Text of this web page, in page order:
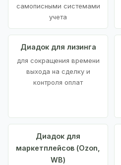
самописными системами
учета
Диадок для лизинга
для сокращения времени
выхода на сделку и
контроля оплат
Диадок для
маркетплейсов (Ozon,
WB)